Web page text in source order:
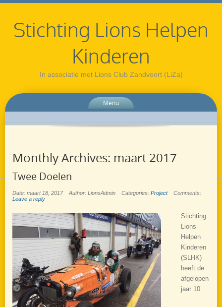
Stichting Lions Helpen
Kinderen
In associatie met Lions Club Zandvoort (LiZa)
Menu
Monthly Archives: maart 2017
Twee Doelen
Date: maart 18, 2017 Author: LionsAdmin Categories: Project
Comments:
Leave a reply
Stichting
Lions
Helpen
Kinderen
(SLHK)
heeft de
afgelopen
jaar 10